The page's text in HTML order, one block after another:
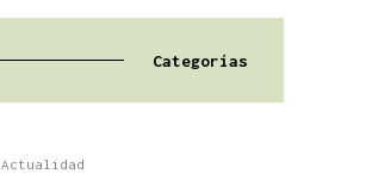
Categorías
Actualidad